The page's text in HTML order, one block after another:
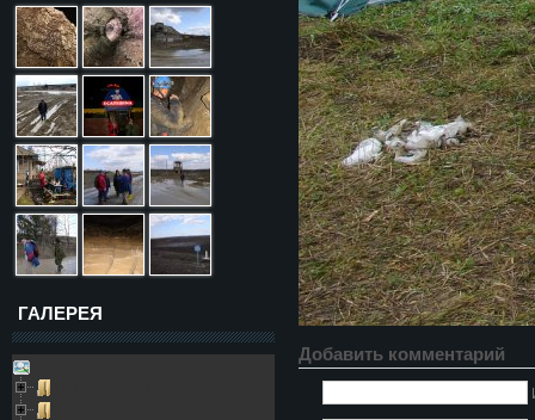
ГАЛЕРЕЯ
Добавить комментарий